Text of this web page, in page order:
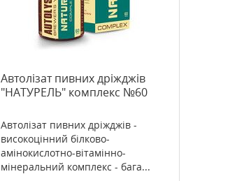
Автолізат пивних дріжджів
"НАТУРЕЛЬ" комплекс №60
Автолізат пивних дріжджів -
високоцінний білково-
амінокислотно-вітамінно-
мінеральний комплекс - бага...